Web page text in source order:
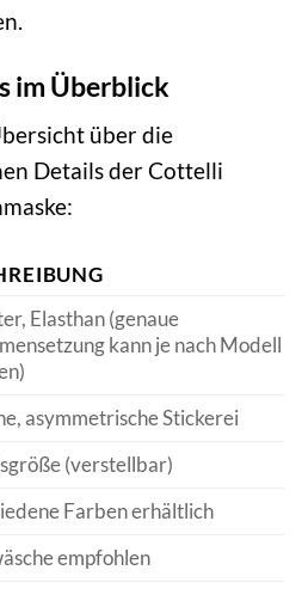
im Überblick
über die
Details der Cottelli
Elasthan (genaue
kann je nach Modell
asymmetrische Stickerei
(verstellbar)
Farben erhältlich
empfohlen